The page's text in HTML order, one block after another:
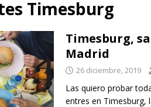
Timesburg
Timesburg,
Madrid
26 diciembre, 2019
Las quiero probar
entres en Timesburg,